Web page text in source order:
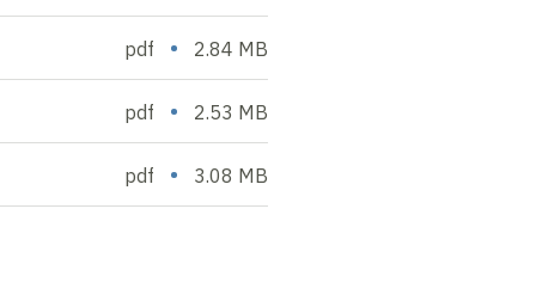
pdf • 2.84 MB
pdf • 2.53 MB
pdf • 3.08 MB